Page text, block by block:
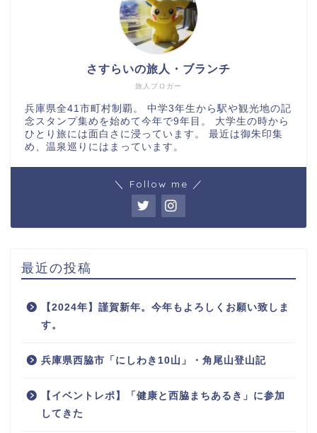
旅人ブロガー
さすらいの旅人・ブランチ
兵庫県全41市町村制覇。 中学3年生から駅や観光地の記
念スタンプ集めを始めて今年で9年目。 大学生の時から
ひとり旅には面白さに浸っています。 最近は御朱印集
め、温泉巡りにはまっています。
＼ Follow me ／
最近の投稿
【2024年】謹賀新年。今年もよろしくお願い致しま
す。
兵庫県西脇市「にしわき10山」・角尾山登山記
【イベントレポ】「健康と西脇まちあるき」に参加
してきた